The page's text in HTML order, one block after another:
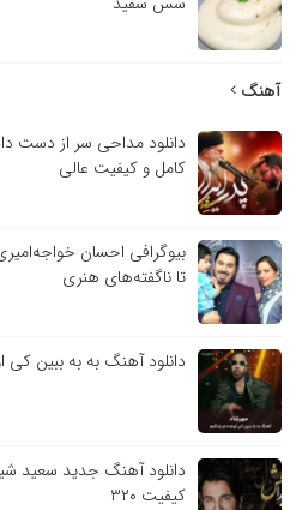
آهنگ
دانلود مداحی سر از دست
کامل و کیفیت عالی
بیوگرافی احسان
تا ناگفته‌های هنری
دانلود آهنگ به به ببین کی
دانلود آهنگ جدید سعید
کیفیت ۳۲۰